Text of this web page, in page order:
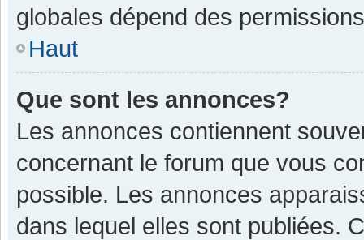
globales dépend des
Haut
Que sont les annonces?
Les annonces contiennent
concernant le forum que vous
possible. Les annonces
dans lequel elles sont publiées.